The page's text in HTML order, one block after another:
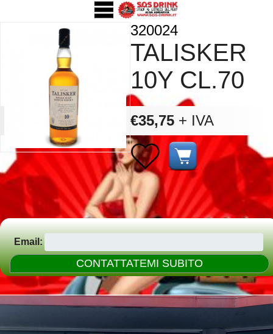
320024
TALISKER
10Y CL.70
€35,75 + IVA
Email: